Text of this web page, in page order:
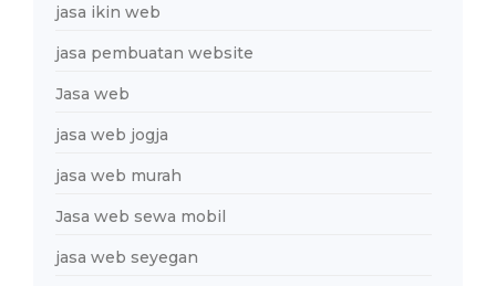
jasa ikin web
jasa pembuatan website
Jasa web
jasa web jogja
jasa web murah
Jasa web sewa mobil
jasa web seyegan